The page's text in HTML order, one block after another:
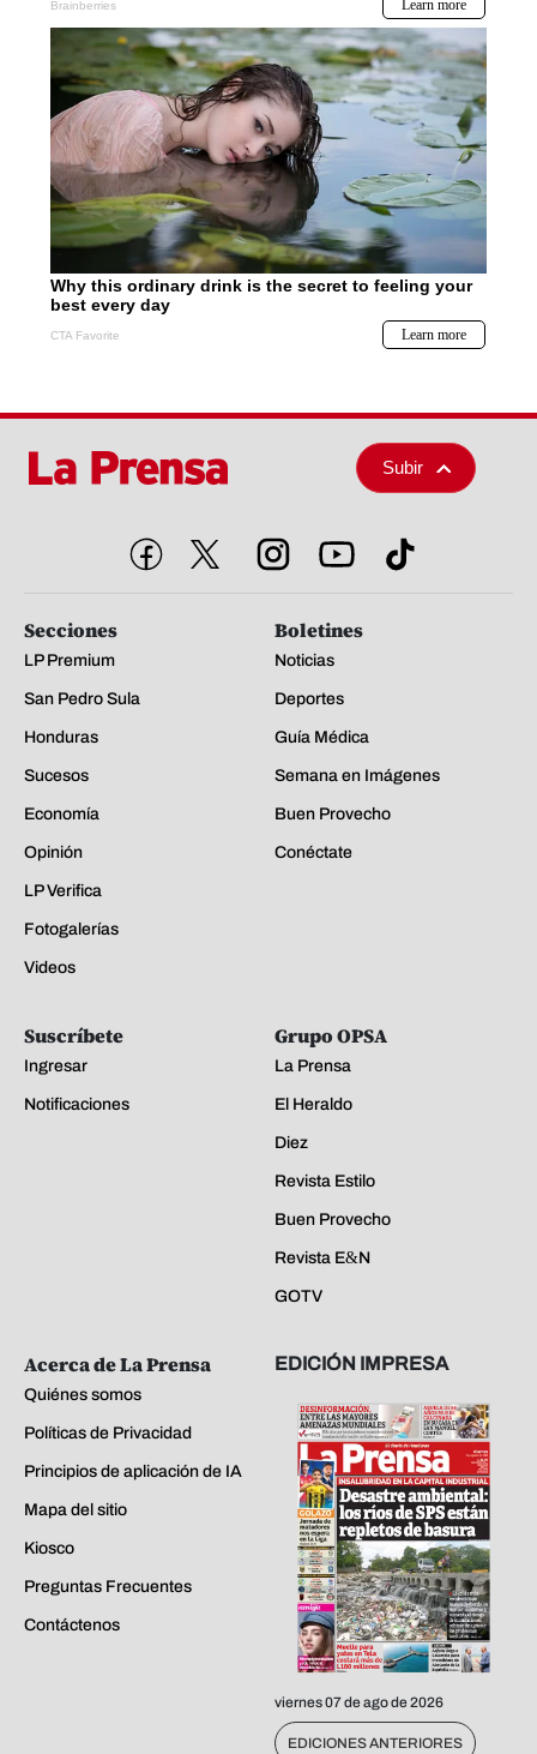
Subir
Secciones
LP Premium
San Pedro Sula
Honduras
Sucesos
Economía
Opinión
LP Verifica
Fotogalerías
Videos
Boletines
Noticias
Deportes
Guía Médica
Semana en Imágenes
Buen Provecho
Conéctate
Suscríbete
Ingresar
Notificaciones
Grupo OPSA
La Prensa
El Heraldo
Diez
Revista Estilo
Buen Provecho
Revista E&N
GOTV
Acerca de La Prensa
Quiénes somos
Políticas de Privacidad
Principios de aplicación de IA
Mapa del sitio
Kiosco
Preguntas Frecuentes
Contáctenos
EDICIÓN IMPRESA
viernes 07 de ago de 2026
EDICIONES ANTERIORES